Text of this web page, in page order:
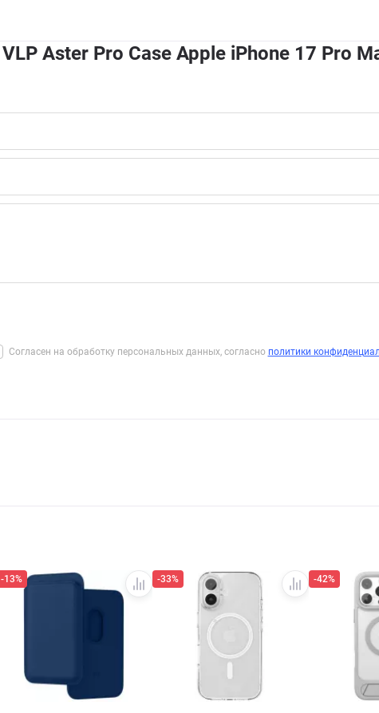
Aster Pro Case Apple iPhone 17 Pro
Согласен на обработку персональных данных, согласно политики
-13% -33% -42%